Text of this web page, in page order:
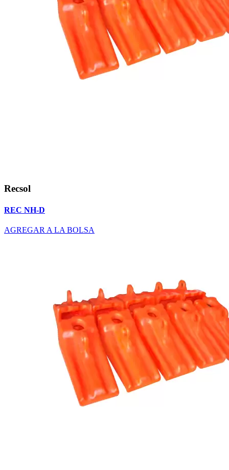
Recsol
REC NH-D
AGREGAR A LA BOLSA